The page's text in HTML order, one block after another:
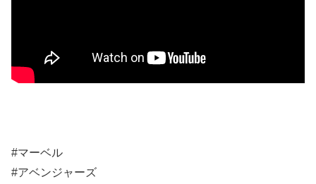
#マーベル
#アベンジャーズ